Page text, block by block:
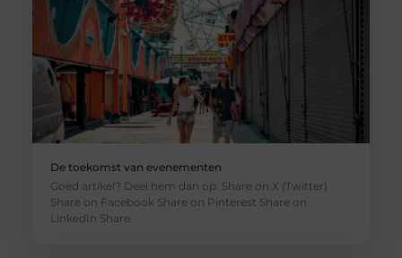
De toekomst van evenementen
Goed artikel? Deel hem dan op: Share on X (Twitter)
Share on Facebook Share on Pinterest Share on
LinkedIn Share